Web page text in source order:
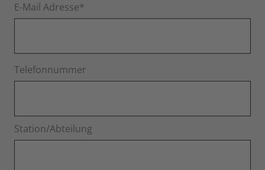
E-Mail Adresse*
Telefonnummer
Station/Abteilung